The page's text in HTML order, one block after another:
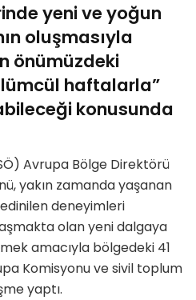
yeni ve yoğun
oluşmasıyla
önümüzdeki
haftalarla”
konusunda
Avrupa Bölge Direktörü
yakın zamanda yaşanan
deneyimleri
olan yeni dalgaya
amacıyla bölgedeki 41
Komisyonu ve sivil toplum
yaptı.